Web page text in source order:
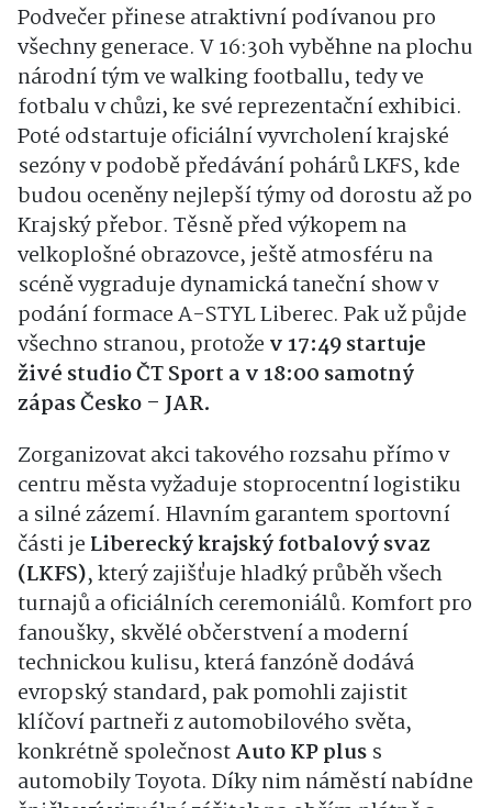
Podvečer přinese atraktivní podívanou pro
všechny generace. V 16:30h vyběhne na plochu
národní tým ve walking footballu, tedy ve
fotbalu v chůzi, ke své reprezentační exhibici.
Poté odstartuje oficiální vyvrcholení krajské
sezóny v podobě předávání pohárů LKFS, kde
budou oceněny nejlepší týmy od dorostu až po
Krajský přebor. Těsně před výkopem na
velkoplošné obrazovce, ještě atmosféru na
scéně vygraduje dynamická taneční show v
podání formace A-STYL Liberec. Pak už půjde
všechno stranou, protože v 17:49 startuje
živé studio ČT Sport a v 18:00 samotný
zápas Česko – JAR.
Zorganizovat akci takového rozsahu přímo v
centru města vyžaduje stoprocentní logistiku
a silné zázemí. Hlavním garantem sportovní
části je Liberecký krajský fotbalový svaz
(LKFS), který zajišťuje hladký průběh všech
turnajů a oficiálních ceremoniálů. Komfort pro
fanoušky, skvělé občerstvení a moderní
technickou kulisu, která fanzóně dodává
evropský standard, pak pomohli zajistit
klíčoví partneři z automobilového světa,
konkrétně společnostAuto KP plus s
automobily Toyota. Díky nim náměstí nabídne